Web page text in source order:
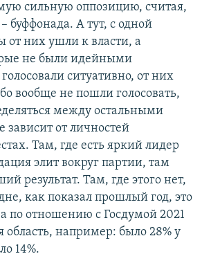
сильную оппозицию, считая,
буффонада. А тут, с одной
от них ушли к власти, а
не были идейными
ситуативно, от них
вообще не пошли голосовать,
между остальными
от личностей
Там, где есть яркий лидер
элит вокруг партии, там
результат. Там, где этого нет,
как показал прошлый год, это
по отношению с Госдумой 2021
область, например: было 28% у
14%.